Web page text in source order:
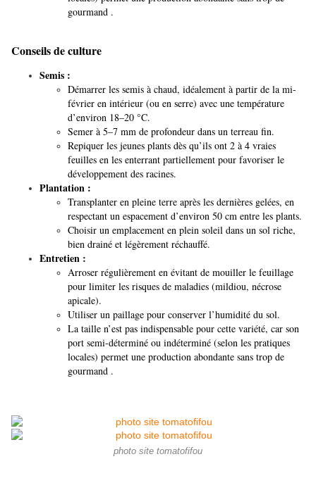
gourmand .
Conseils de culture
Semis :
Démarrer les semis à chaud, idéalement à partir de la mi-
février en intérieur (ou en serre) avec une température
d’environ 18–20 °C.
Semer à 5–7 mm de profondeur dans un terreau fin.
Repiquer les jeunes plants dès qu’ils ont 2 à 4 vraies
feuilles en les enterrant partiellement pour favoriser le
développement des racines.
Plantation :
Transplanter en pleine terre après les dernières gelées, en
respectant un espacement d’environ 50 cm entre les plants.
Choisir un emplacement en plein soleil dans un sol riche,
bien drainé et légèrement réchauffé.
Entretien :
Arroser régulièrement en évitant de mouiller le feuillage
pour limiter les risques de maladies (mildiou, nécrose
apicale).
Utiliser un paillage pour conserver l’humidité du sol.
La taille n’est pas indispensable pour cette variété, car son
port semi‑déterminé ou indéterminé (selon les pratiques
locales) permet une production abondante sans trop de
gourmand .
photo site tomatofifou